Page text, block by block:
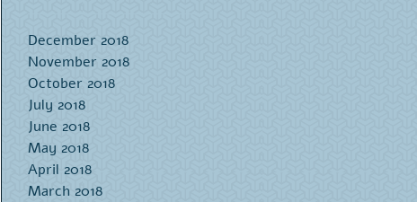
December 2018
November 2018
October 2018
July 2018
June 2018
May 2018
April 2018
March 2018